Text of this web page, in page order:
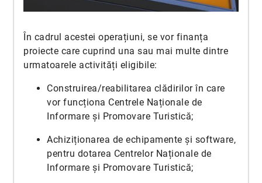
În cadrul acestei operațiuni, se vor finanța
proiecte care cuprind una sau mai multe dintre
urmatoarele activități eligibile:
Construirea/reabilitarea clădirilor în care
vor funcționa Centrele Naționale de
Informare și Promovare Turistică;
Achiziționarea de echipamente și software,
pentru dotarea Centrelor Naționale de
Informare și Promovare Turistică;